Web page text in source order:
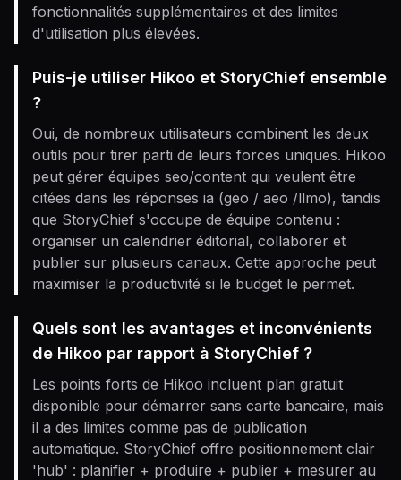
fonctionnalités supplémentaires et des limites
d'utilisation plus élevées.
Puis-je utiliser Hikoo et StoryChief ensemble
?
Oui, de nombreux utilisateurs combinent les deux
outils pour tirer parti de leurs forces uniques. Hikoo
peut gérer équipes seo/content qui veulent être
citées dans les réponses ia (geo / aeo /llmo), tandis
que StoryChief s'occupe de équipe contenu :
organiser un calendrier éditorial, collaborer et
publier sur plusieurs canaux. Cette approche peut
maximiser la productivité si le budget le permet.
Quels sont les avantages et inconvénients
de Hikoo par rapport à StoryChief ?
Les points forts de Hikoo incluent plan gratuit
disponible pour démarrer sans carte bancaire, mais
il a des limites comme pas de publication
automatique. StoryChief offre positionnement clair
'hub' : planifier + produire + publier + mesurer au